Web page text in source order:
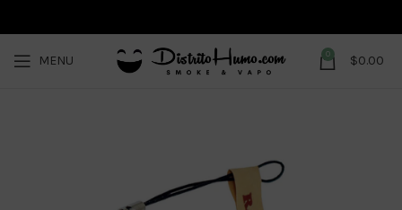
MENU 0 $0.00